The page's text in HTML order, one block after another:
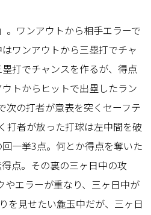
。ワンアウトから相手エラーで
ワンアウトから三塁打でチャ
打でチャンスを作るが、得点
トからヒットで出塁したラン
次の打者が意表を突くセーフテ
打者が放った打球は左中間を破
一挙3点。何とか得点を奪いた
点。その裏の三ヶ日中の攻
エラーが重なり、三ヶ日中が
を見せたい麁玉中だが、三ヶ日